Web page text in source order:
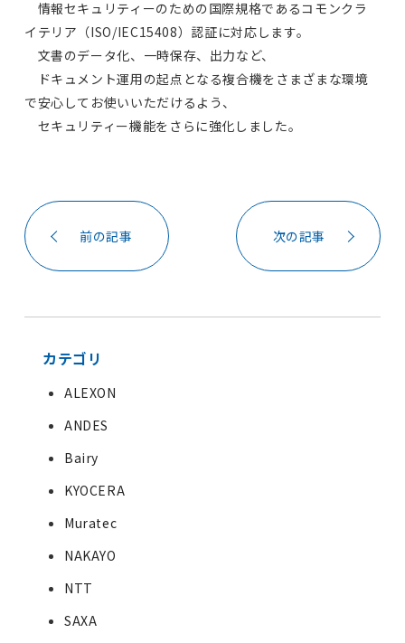
情報セキュリティーのための国際規格であるコモンクラ
イテリア（ISO/IEC15408）認証に対応します。
文書のデータ化、一時保存、出力など、
ドキュメント運用の起点となる複合機をさまざまな環境
で安心してお使いいただけるよう、
セキュリティー機能をさらに強化しました。
前の記事 次の記事
カテゴリ
ALEXON
ANDES
Bairy
KYOCERA
Muratec
NAKAYO
NTT
SAXA